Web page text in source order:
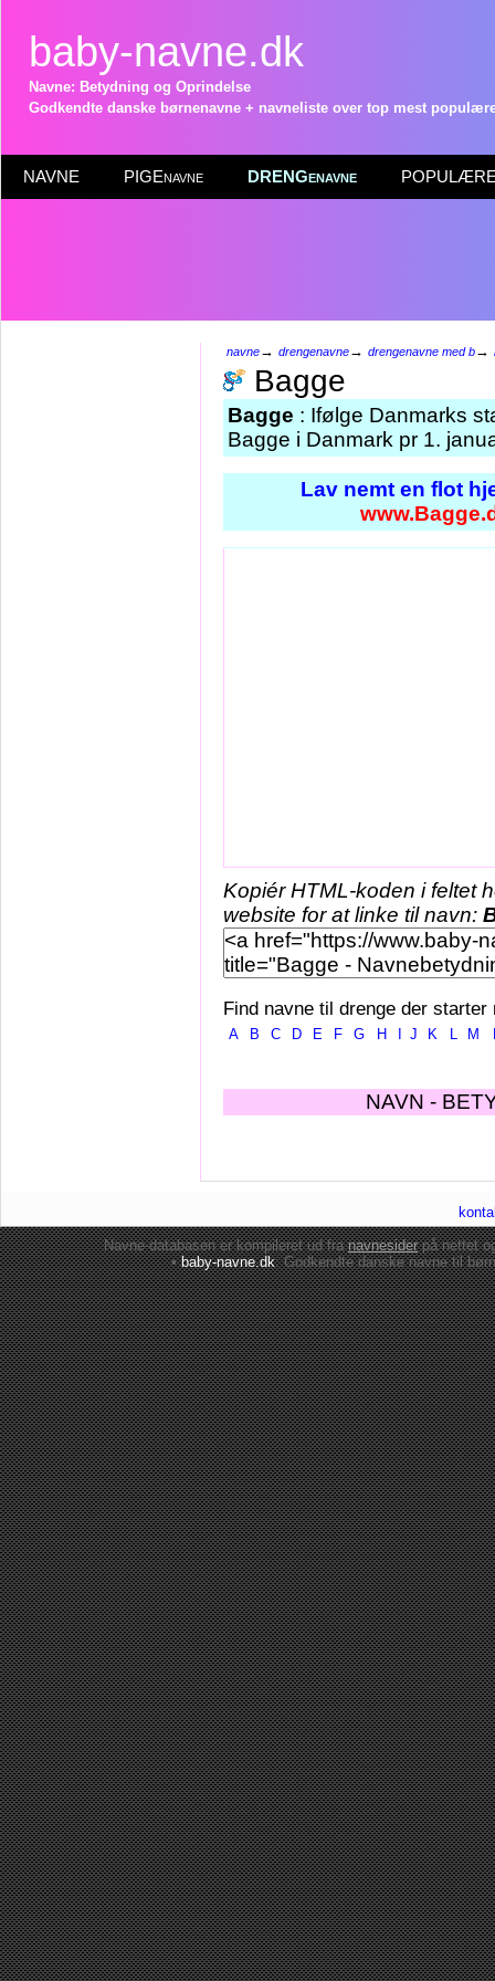
baby-navne.dk
Navne: Betydning og Oprindelse
Godkendte danske børnenavne + navneliste over top mest
NAVNE PIGEnavne DRENGenavne POPULÆRE
navne→ drengenavne→ drengenavne med b→
Bagge
Bagge : Ifølge Danmarks
Bagge i Danmark pr 1.
Lav nemt en flot
Kopiér HTML-koden i feltet
website for at linke til navn:
Find navne til drenge der starter
A B C D E F G H J K L M
NAVN -
Navne-databasen er kompileret ud franavnesiderpå nettet
•baby-navne.dk: Godkendte danskenavne til børn